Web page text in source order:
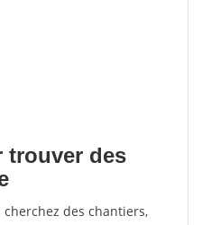
trouver des
des chantiers,